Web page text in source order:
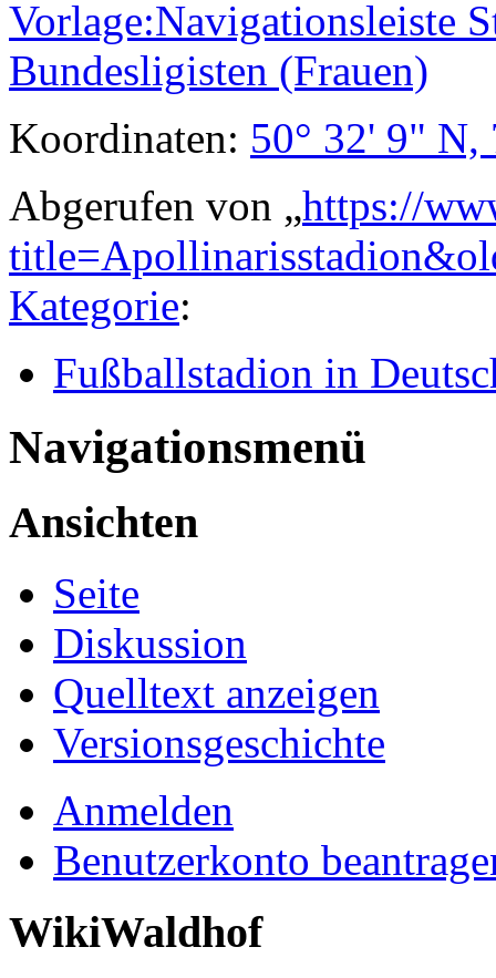
Vorlage:Navigationsleiste
Bundesligisten (Frauen)
Koordinaten: 50° 32' 9" N,
Abgerufen von „https://
Kategorie:
Fußballstadion in
Navigationsmenü
Ansichten
Seite
Diskussion
Quelltext anzeigen
Versionsgeschichte
Anmelden
Benutzerkonto
WikiWaldhof